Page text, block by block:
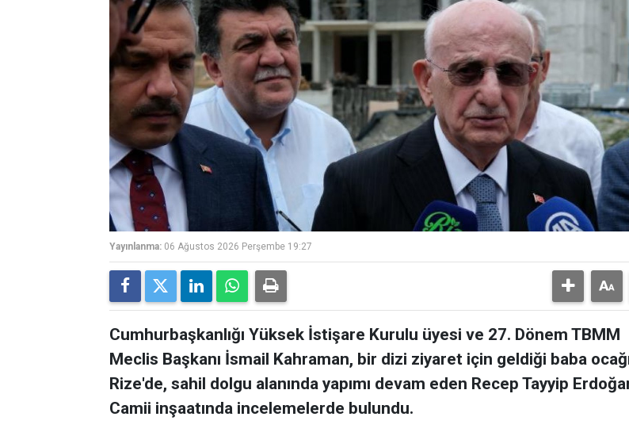
Yayınlanma: 06 Ağustos 2026 Perşembe 19:27
Cumhurbaşkanlığı Yüksek İstişare Kurulu üyesi ve 27. Dönem TBMM
Meclis Başkanı İsmail Kahraman, bir dizi ziyaret için geldiği baba
Rize'de, sahil dolgu alanında yapımı devam eden Recep Tayyip
Camii inşaatında incelemelerde bulundu.